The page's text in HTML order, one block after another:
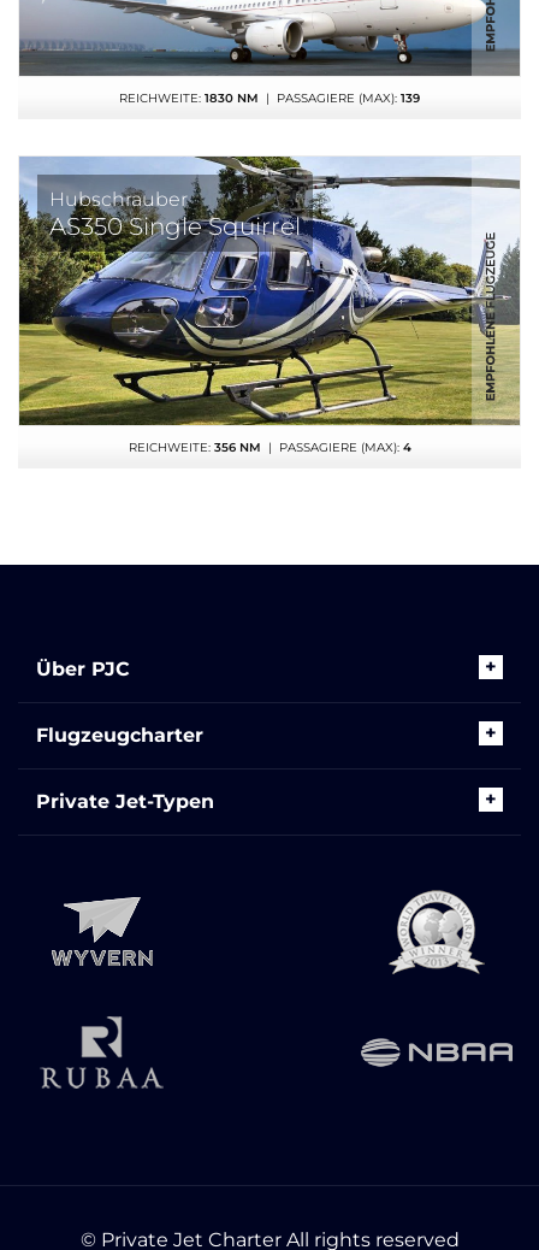
REICHWEITE: 1830 NM | PASSAGIERE (MAX): 139
Hubschrauber
AS350 Single Squirrel
REICHWEITE: 356 NM | PASSAGIERE (MAX): 4
Über PJC
Flugzeugcharter
Private Jet-Typen
© Private Jet Charter All rights reserved